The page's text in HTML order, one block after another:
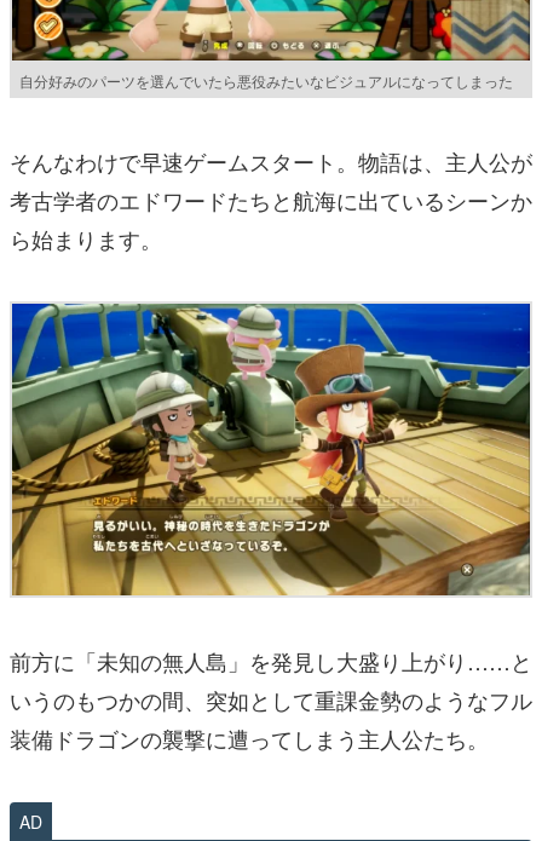
自分好みのパーツを選んでいたら悪役みたいなビジュアルになってしまった
そんなわけで早速ゲームスタート。物語は、主人公が
考古学者のエドワードたちと航海に出ているシーンか
ら始まります。
前方に「未知の無人島」を発見し大盛り上がり……と
いうのもつかの間、突如として重課金勢のようなフル
装備ドラゴンの襲撃に遭ってしまう主人公たち。
AD